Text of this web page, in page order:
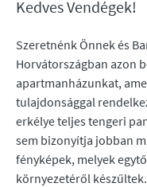
Kedves Vendégek!
Szeretnénk Önnek és
Horvátországban azon
apartmanházunkat,
tulajdonsággal
erkélye teljes tengeri
sem bizonyítja jobban
fényképek, melyek
környezetéről készűltek.